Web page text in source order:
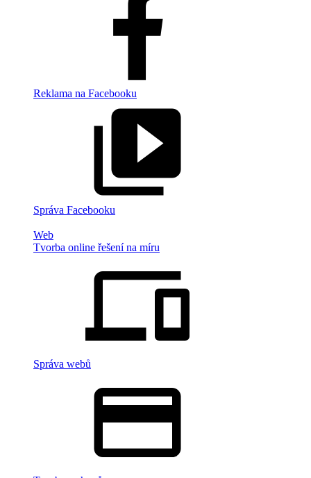
Reklama na Facebooku
Správa Facebooku
Web
Tvorba online řešení na míru
Správa webů